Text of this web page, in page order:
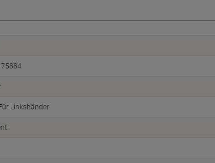
Linkshänder